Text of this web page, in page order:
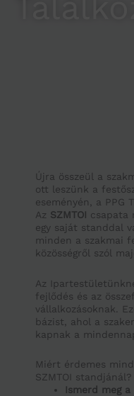
Újra összeül a
ott leszünk a
eseményén, a PPG
Az SZMTOI csapata
egy saját standdal
minden a szakmai
közösségről szól
Az
fejlődés és az
vállalkozásoknak.
bázist, ahol a
kapnak a
Miért érdemes
SZMTOI standjánál?
Ismerd meg